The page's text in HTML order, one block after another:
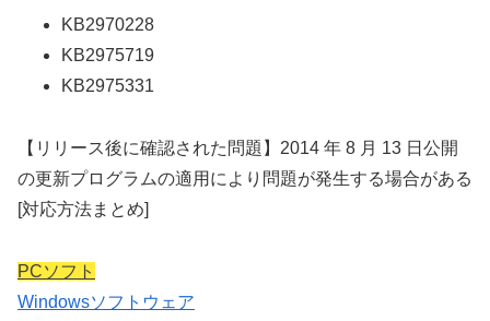
KB2970228
KB2975719
KB2975331
【リリース後に確認された問題】2014 年 8 月 13 日公開
の更新プログラムの適用により問題が発生する場合がある
[対応方法まとめ]
PCソフト
Windowsソフトウェア